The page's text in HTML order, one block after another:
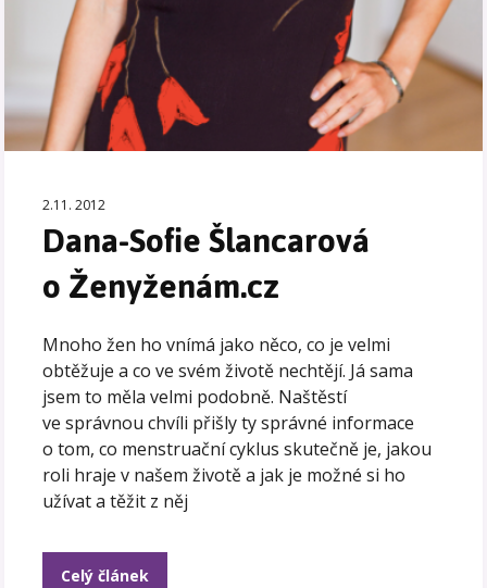
2.11. 2012
Dana-Sofie Šlancarová
o Ženyženám.cz
Mnoho žen ho vnímá jako něco, co je velmi
obtěžuje a co ve svém životě nechtějí. Já sama
jsem to měla velmi podobně. Naštěstí
ve správnou chvíli přišly ty správné informace
o tom, co menstruační cyklus skutečně je, jakou
roli hraje v našem životě a jak je možné si ho
užívat a těžit z něj
Celý článek